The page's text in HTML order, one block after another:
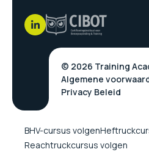
© 2026 Training
Algemene
Privacy Beleid
BHV-cursus volgen
Reachtruckcursus volgen